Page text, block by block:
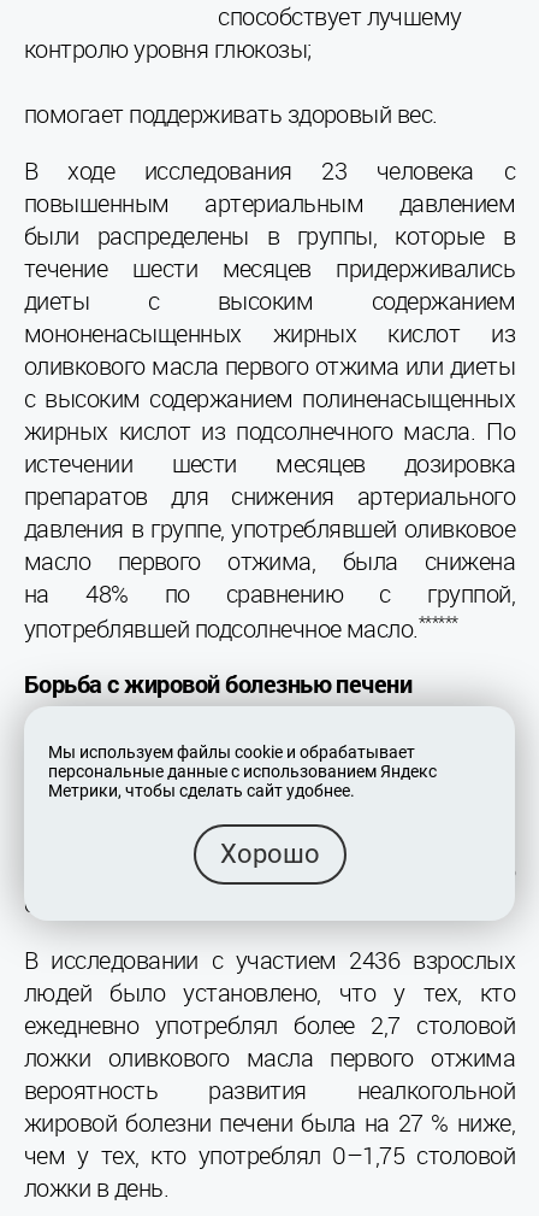
способствует лучшему
контролю уровня глюкозы;
помогает поддерживать здоровый вес.
В ходе исследования 23 человека с
повышенным артериальным давлением
были распределены в группы, которые в
течение шести месяцев придерживались
диеты с высоким содержанием
мононенасыщенных жирных кислот из
оливкового масла первого отжима или диеты
с высоким содержанием полиненасыщенных
жирных кислот из подсолнечного масла. По
истечении шести месяцев дозировка
препаратов для снижения артериального
давления в группе, употреблявшей оливковое
масло первого отжима, была снижена
на 48% по сравнению с группой,
употреблявшей подсолнечное масло. ******
Борьба с жировой болезнью печени
Неалкогольная жировая болезнь
печени становится всё более серьёзной
проблемой для здоровья. Она
характеризуется избыточным накоплением
жира в печени. В последние годы число
случаев заболевания резко возросло.
В исследовании с участием 2436 взрослых
людей было установлено, что у тех, кто
ежедневно употреблял более 2,7 столовой
ложки оливкового масла первого отжима
вероятность развития неалкогольной
жировой болезни печени была на 27 % ниже,
чем у тех, кто употреблял 0–1,75 столовой
ложки в день.
Мы используем файлы cookie и обрабатывает
персональные данные с использованием Яндекс
Метрики, чтобы сделать сайт удобнее.
Хорошо